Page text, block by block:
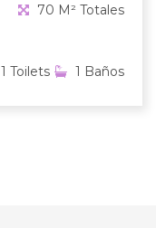
70 M² Totales
1 Baños
1 Toilets